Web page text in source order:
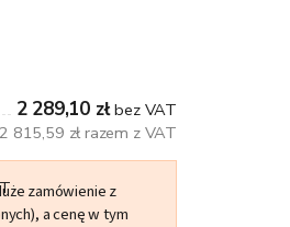
2 289,10 złbez VAT
2 815,59 zł razem z VAT
zamówienie z
a cenę w tym